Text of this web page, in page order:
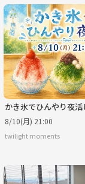
かき氷でひんやり夜
8/10(月) 21:00
twilight moments